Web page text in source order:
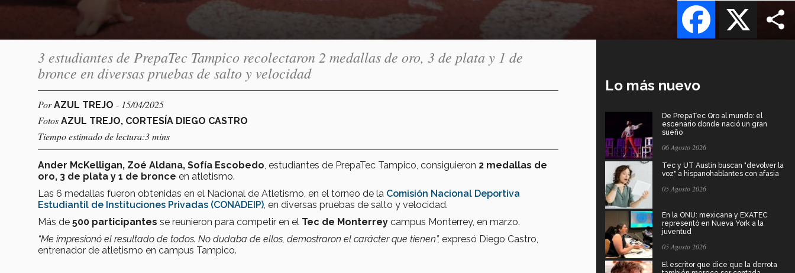
3 estudiantes de PrepaTec Tampico recolectaron 2 medallas de oro, 3 de plata y 1 de
bronce en diversas pruebas de salto y velocidad
PorAZUL TREJO - 15/04/2025
Fotos AZUL TREJO, CORTESÍA DIEGO CASTRO
Tiempo estimado de lectura:3 mins
Ander McKelligan, Zoé Aldana, Sofía Escobedo , estudiantes de PrepaTec Tampico, consiguieron 2 medallas de
oro, 3 de plata y 1 de bronce en atletismo.
Las 6 medallas fueron obtenidas en el Nacional de Atletismo, en el torneo de la Comisión Nacional Deportiva
Estudiantil de Instituciones Privadas (CONADEIP) , en diversas pruebas de salto y velocidad.
Más de 500 participantes se reunieron para competir en el Tec de Monterrey campus Monterrey, en marzo.
“Me impresionó el resultado de todos. No dudaba de ellos, demostraron el carácter que tienen”, expresó Diego Castro,
entrenador de atletismo en campus Tampico.
Lo más nuevo
De PrepaTec Qro al mundo: el
escenario donde nació un gran
sueño
06 Agosto 2026
Tec y UT Austin buscan "devolver la
voz" a hispanohablantes con afasia
05 Agosto 2026
En la ONU: mexicana y EXATEC
representó en Nueva York a la
juventud
05 Agosto 2026
El escritor que dice que la derrota